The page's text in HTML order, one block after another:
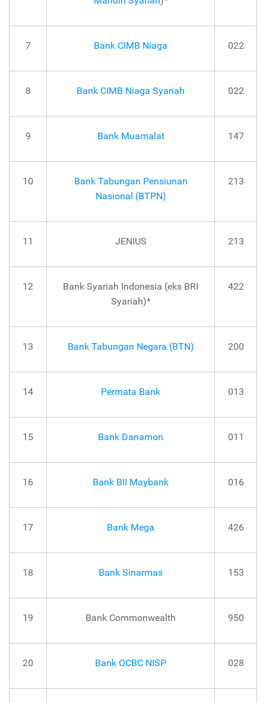
7 Bank CIMB Niaga 022
8 Bank CIMB Niaga Syariah 022
9 Bank Muamalat 147
10
Bank Tabungan Pensiunan
Nasional (BTPN)
213
11 JENIUS 213
12
Bank Syariah Indonesia (eks BRI
Syariah)*
422
13 Bank Tabungan Negara (BTN) 200
14 Permata Bank 013
15 Bank Danamon 011
16 Bank BII Maybank 016
17 Bank Mega 426
18 Bank Sinarmas 153
19 Bank Commonwealth 950
20 Bank OCBC NISP 028